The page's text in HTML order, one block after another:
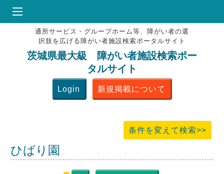
HOME
♥お気にりブックマーク
掲載会員MENU
よくある質問
通所サービス・グループホーム等、障がい者の選
択肢を広げる障がい者施設検索ポータルサイト
茨城県最大級 障がい者施設検索ポー
タルサイト
Login 新規掲載について
条件を変えて検索>>
ひばり園